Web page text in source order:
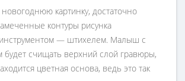
картинку, достаточно
контуры рисунка
— штихелем. Малыш с
будет счищать верхний слой гравюры,
цветная основа, ведь это так